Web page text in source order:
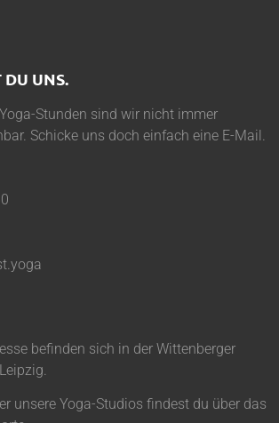
DU UNS.
Stunden sind wir nicht immer
Schicke uns doch einfach eine E-Mail.
befinden sich in der Wittenberger
unsere Yoga-Studios findest du über das